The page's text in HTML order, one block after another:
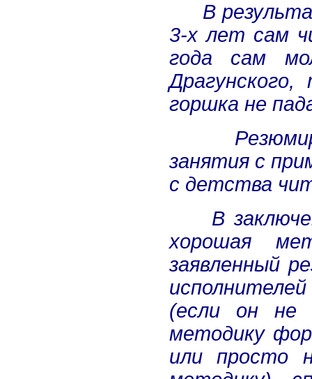
В
3-х лет сам
года сам
горшка не
занятия с
с детства
В
хорошая
заявленный
(если он не
методику
или просто